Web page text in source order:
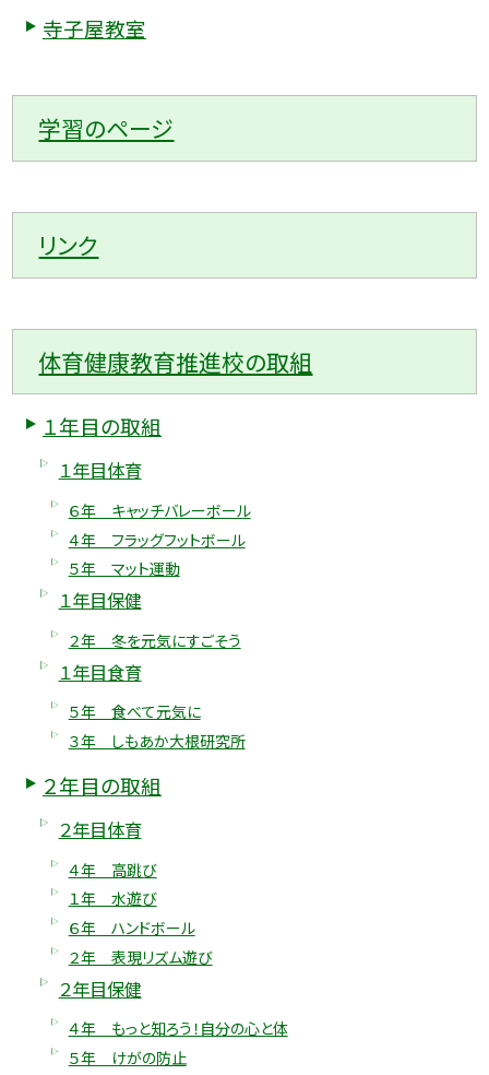
寺子屋教室
学習のページ
リンク
体育健康教育推進校の取組
１年目の取組
１年目体育
６年 キャッチバレーボール
４年 フラッグフットボール
５年 マット運動
１年目保健
２年 冬を元気にすごそう
１年目食育
５年 食べて元気に
３年 しもあか大根研究所
２年目の取組
２年目体育
４年 高跳び
１年 水遊び
６年 ハンドボール
２年 表現リズム遊び
２年目保健
４年 もっと知ろう！自分の心と体
５年 けがの防止